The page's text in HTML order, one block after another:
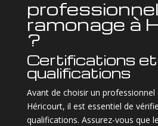
ramonage à
?
Certifications et
qualifications
Avant de choisir un
Héricourt, il est essentiel de
qualifications. Assurez-vous que